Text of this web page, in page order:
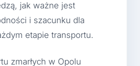
jak ważne jest
i szacunku dla
etapie transportu.
zmarłych w Opolu